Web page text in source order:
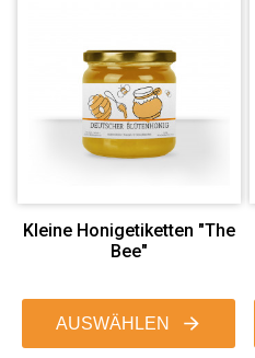
Kleine Honigetiketten "The
Bee"
AUSWÄHLEN